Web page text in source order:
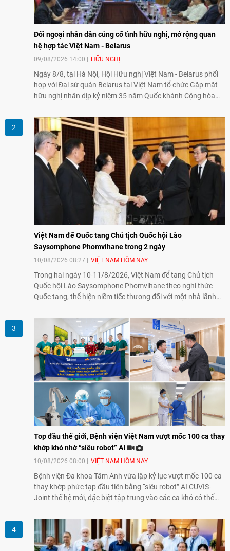
Đối ngoại nhân dân củng cố tình hữu nghị, mở rộng quan
hệ hợp tác Việt Nam - Belarus
09/08/2026 14:00 HỮU NGHỊ
Ngày 8/8, tại Hà Nội, Hội Hữu nghị Việt Nam - Belarus phối
hợp với Đại sứ quán Belarus tại Việt Nam tổ chức Gặp mặt
hữu nghị nhân dịp kỷ niệm 35 năm Quốc khánh Cộng hòa
nhân dân trong củng cố tình hữu nghị, mở rộng hợp tác thiết
thực và làm sâu sắc quan hệ Đối tác chiến lược Việt Nam -
Belarus.
Việt Nam để Quốc tang Chủ tịch Quốc hội Lào
Saysomphone Phomvihane trong 2 ngày
10/08/2026 08:27 VIỆT NAM HÔM NAY
Trong hai ngày 10-11/8/2026, Việt Nam để tang Chủ tịch
Quốc hội Lào Saysomphone Phomvihane theo nghi thức
Quốc tang, thể hiện niềm tiếc thương đối với một nhà lãnh
nghị vĩ đại, đoàn kết đặc biệt Việt Nam - Lào.
Top đầu thế giới, Bệnh viện Việt Nam vượt mốc 100 ca thay
khớp khó nhờ “siêu robot” AI
10/08/2026 08:00 VIỆT NAM HÔM NAY
Bệnh viện Đa khoa Tâm Anh vừa lập kỷ lục vượt mốc 100 ca
thay khớp phức tạp đầu tiên bằng “siêu robot” AI CUVIS-
Joint thế hệ mới, đặc biệt tập trung vào các ca khó có thể
mở ra cơ hội mới cho nhiều người bệnh đang đối mặt nguy
cơ “tàn phế”.